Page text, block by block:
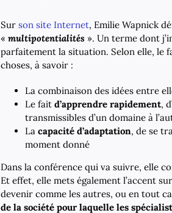
Sur son site Internet, Emilie Wapnick
« multipotentialités ». Un terme dont
parfaitement la situation. Selon elle, le
choses, à savoir :
La combinaison des idées entre
Le fait d’apprendre rapidement,
transmissibles d’un domaine à
La capacité d’adaptation, de se
moment donné
Dans la conférence qui va suivre, elle
Et effet, elle mets également l’accent
devenir comme les autres, ou en tout
de la société pour laquelle les